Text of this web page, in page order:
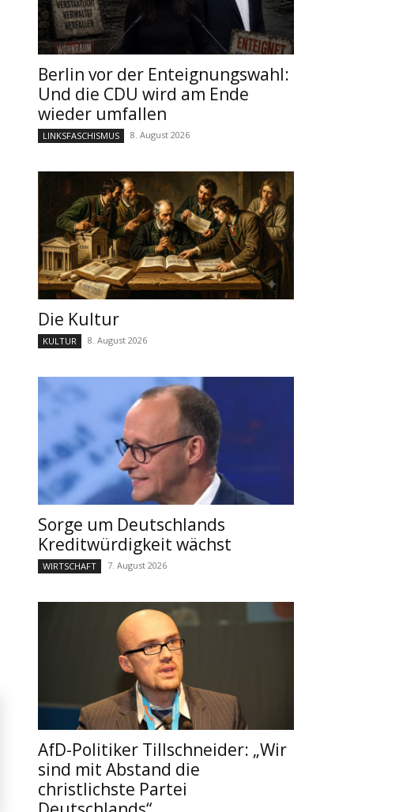
Berlin vor der Enteignungswahl:
Und die CDU wird am Ende
wieder umfallen
LINKSFASCHISMUS 8. August 2026
Die Kultur
KULTUR 8. August 2026
Sorge um Deutschlands
Kreditwürdigkeit wächst
WIRTSCHAFT 7. August 2026
AfD-Politiker Tillschneider: „Wir
sind mit Abstand die
christlichste Partei